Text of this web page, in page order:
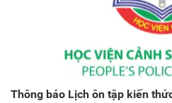
Thông báo Lịch ôn tập kiến